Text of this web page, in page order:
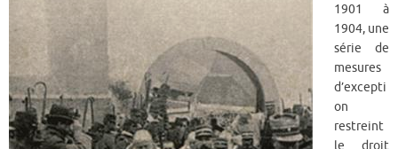
1901 à
1904, une
série de
mesures
d’excepti
on
restreint
le droit